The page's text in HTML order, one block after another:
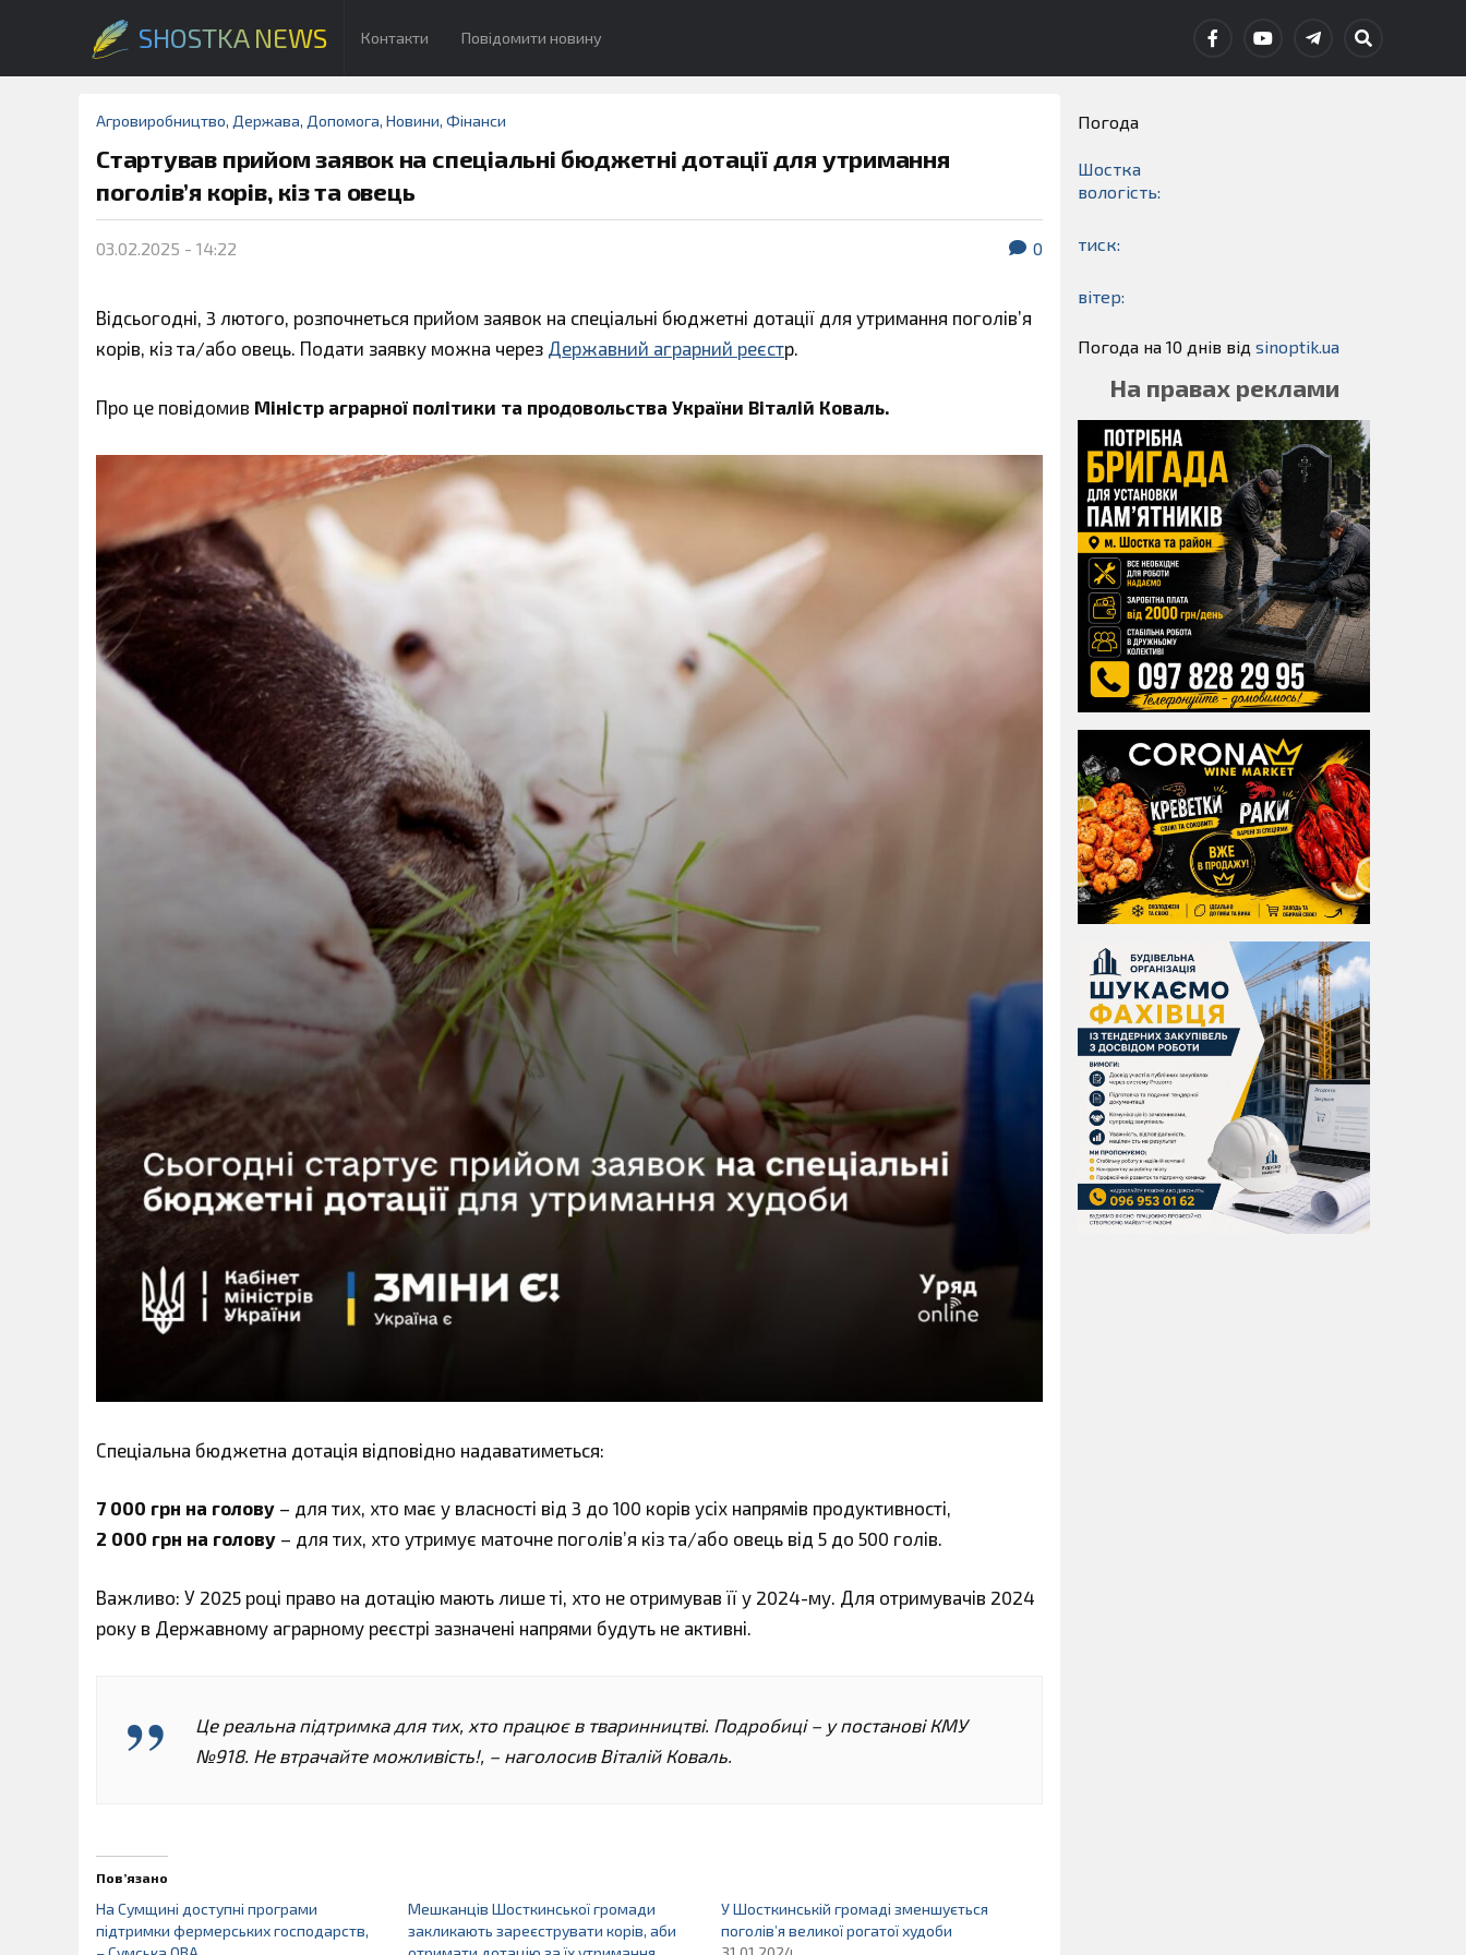
SHOSTKA NEWS Контакти Повідомити новину
Агровиробництво, Держава, Допомога, Новини, Фінанси
Стартував прийом заявок на спеціальні бюджетні дотації для утримання
поголів’я корів, кіз та овець
03.02.2025 - 14:22 0
Відсьогодні, 3 лютого, розпочнеться прийом заявок на спеціальні бюджетні дотації для утримання поголів’я
корів, кіз та/або овець. Подати заявку можна через Державний аграрний реєстр.
Про це повідомив Міністр аграрної політики та продовольства України Віталій Коваль.
Спеціальна бюджетна дотація відповідно надаватиметься:
7 000 грн на голову – для тих, хто має у власності від 3 до 100 корів усіх напрямів продуктивності,
2 000 грн на голову – для тих, хто утримує маточне поголів’я кіз та/або овець від 5 до 500 голів.
Важливо: У 2025 році право на дотацію мають лише ті, хто не отримував її у 2024-му. Для отримувачів 2024
року в Державному аграрному реєстрі зазначені напрями будуть не активні.
Це реальна підтримка для тих, хто працює в тваринництві. Подробиці – у постанові КМУ
№918. Не втрачайте можливість!, – наголосив Віталій Коваль.
Пов’язано
На Сумщині доступні програми
підтримки фермерських господарств,
Мешканців Шосткинської громади
закликають зареєструвати корів, аби
У Шосткинській громаді зменшується
поголів’я великої рогатої худоби
Погода
Шостка
вологість:
тиск:
вітер:
Погода на 10 днів від sinoptik.ua
На правах реклами